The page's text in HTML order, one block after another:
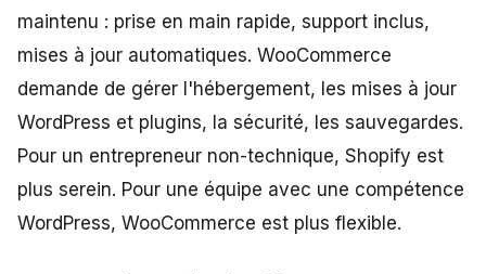
maintenu : prise en main rapide, support inclus,
mises à jour automatiques. WooCommerce
demande de gérer l'hébergement, les mises à jour
WordPress et plugins, la sécurité, les sauvegardes.
Pour un entrepreneur non-technique, Shopify est
plus serein. Pour une équipe avec une compétence
WordPress, WooCommerce est plus flexible.